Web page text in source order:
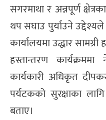
सगरमाथा र अन्नपूर्ण
थप सघाउ पुर्याउने
कार्यालयमा उद्धार
हस्तान्तरण
कार्यकारी अधिकृत
पर्यटकको सुरक्षाका
बताए।